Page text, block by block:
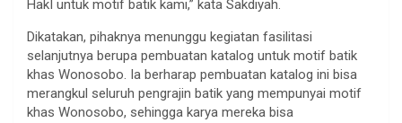
HakI untuk motif batik kami,” kata Sakdiyah.
Dikatakan, pihaknya menunggu kegiatan fasilitasi
selanjutnya berupa pembuatan katalog untuk motif batik
khas Wonosobo. Ia berharap pembuatan katalog ini bisa
merangkul seluruh pengrajin batik yang mempunyai motif
khas Wonosobo, sehingga karya mereka bisa